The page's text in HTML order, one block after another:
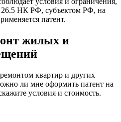
26.5 НК РФ, субъектом РФ, на
патент.
жилых и
квартир и других
ли мне оформить патент на
условия и стоимость.